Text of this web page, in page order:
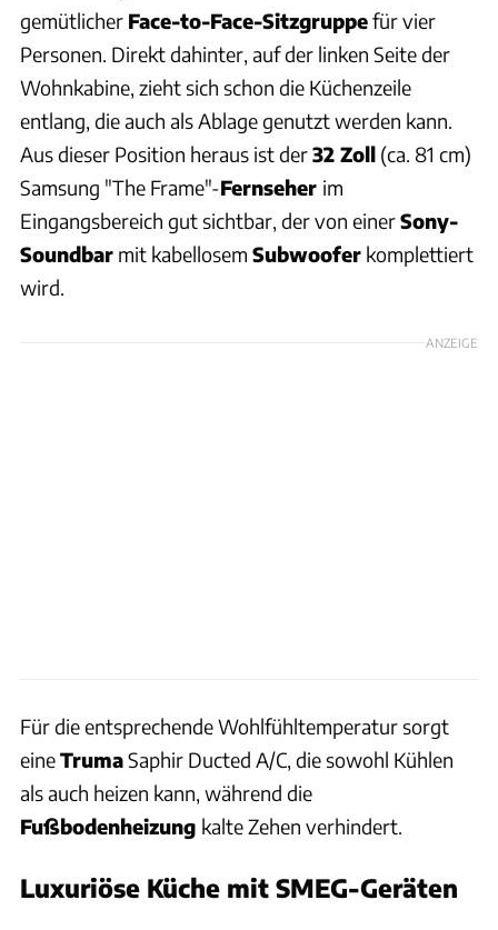
gemütlicher Face-to-Face-Sitzgruppefür vier
Personen. Direkt dahinter, auf der linken Seite der
Wohnkabine, zieht sich schon die Küchenzeile
entlang, die auch als Ablage genutzt werden kann.
Aus dieser Position heraus ist der32 Zoll (ca. 81 cm)
Samsung "The Frame"-Fernseher im
Eingangsbereich gut sichtbar, der von einerSony-
Soundbar mit kabellosem Subwoofer komplettiert
wird.
ANZEIGE
Für die entsprechende Wohlfühltemperatur sorgt
eineTrumaSaphir Ducted A/C, die sowohl Kühlen
als auch heizen kann, während die
Fußbodenheizung kalte Zehen verhindert.
Luxuriöse Küche mit SMEG-GerätenHersteller